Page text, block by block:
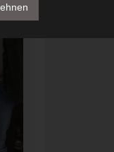
mehr einer
sofern diese
werden und
unterliegen, die